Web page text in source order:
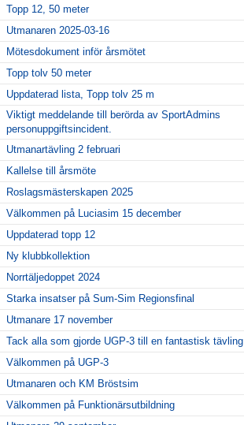
Topp 12, 50 meter
Utmanaren 2025-03-16
Mötesdokument inför årsmötet
Topp tolv 50 meter
Uppdaterad lista, Topp tolv 25 m
Viktigt meddelande till berörda av SportAdmins
personuppgiftsincident.
Utmanartävling 2 februari
Kallelse till årsmöte
Roslagsmästerskapen 2025
Välkommen på Luciasim 15 december
Uppdaterad topp 12
Ny klubbkollektion
Norrtäljedoppet 2024
Starka insatser på Sum-Sim Regionsfinal
Utmanare 17 november
Tack alla som gjorde UGP-3 till en fantastisk tävling
Välkommen på UGP-3
Utmanaren och KM Bröstsim
Välkommen på Funktionärsutbildning